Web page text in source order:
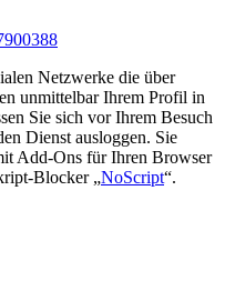
Netzwerke die über
unmittelbar Ihrem Profil in
Sie sich vor Ihrem Besuch
Dienst ausloggen. Sie
Add-Ons für Ihren Browser
Blocker „NoScript“.